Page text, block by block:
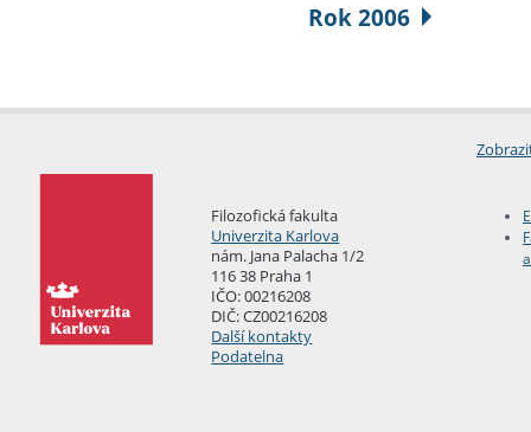
Rok 2006
Filozofická fakulta
Univerzita Karlova
nám. Jana Palacha 1/2
116 38 Praha 1
IČO: 00216208
DIČ: CZ00216208
Další kontakty
Podatelna